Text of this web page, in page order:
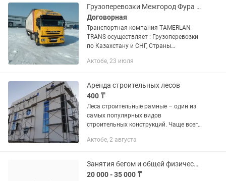
Грузоперевозки Межгород Фура Тент площадки Газельи Астана Алматы Семей Ақта
Договорная
Транспортная компания TAMERLAN
TRANS осуществляет : Грузоперевозки
по Казахстану и СНГ, Страны
Доставка груза отдельной машиной от
Актобе, 23 июля
Аренда строительных лесов
400 ₸
Леса строительные рамные – один из
самых популярных видов
строительных конструкций. Чаще всего
самых разнообразных ремонтных и
Актобе, 2 августа
Занятия бегом и общей физической подготовкой
20 000 - 35 000 ₸